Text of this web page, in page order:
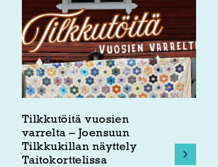
Tilkkutöitä vuosien
varrelta – Joensuun
Tilkkukillan näyttely
Taitokorttelissa